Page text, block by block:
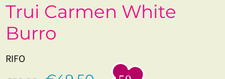
Trui Carmen White
Burro
RIFO